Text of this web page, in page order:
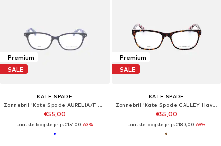
Premium
SALE
KATE SPADE
Zonnebril 'Kate Spade AURELIA/F Blue 52/15/140 WOMAN Eyewear Frame'
€55,00
Laatste laagste prijs:€151,00-63%
Premium
SALE
KATE SPADE
Zonnebril 'Kate Spade CALLEY Havana 54/15/140 WOMAN Eyewear Frame'
€55,00
Laatste laagste prijs:€180,00-69%